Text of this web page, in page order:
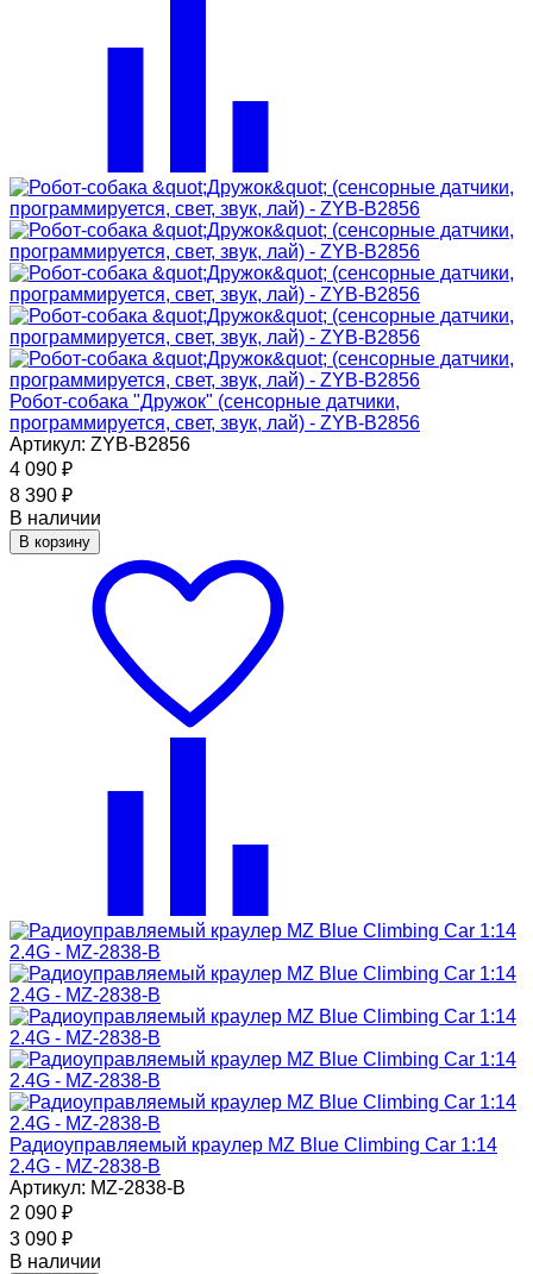
Робот-собака "Дружок" (сенсорные датчики,
программируется, свет, звук, лай) - ZYB-B2856
Артикул: ZYB-B2856
4 090 ₽
8 390 ₽
В наличии
В корзину
Радиоуправляемый краулер MZ Blue Climbing Car 1:14
2.4G - MZ-2838-B
Артикул: MZ-2838-B
2 090 ₽
3 090 ₽
В наличии